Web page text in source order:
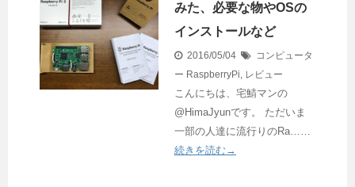
みた、必要な物やOSの
インストールなど
2016/05/04
コンピュータ
ー RaspberryPi, レビュー
こんにちは、宅鯖マンの
@HimaJyunです。 ただいま
一部の人達に流行りのRa……
続きを読む→